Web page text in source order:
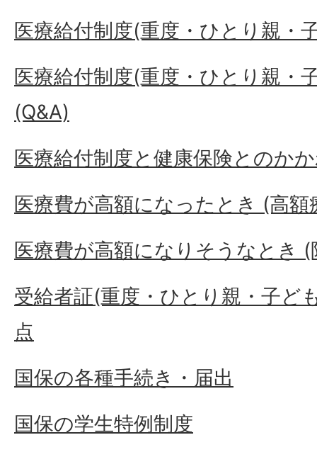
医療給付制度(重度・ひとり親・
医療給付制度(重度・ひとり親・
(Q&A)
医療給付制度と健康保険とのか
医療費が高額になったとき (高額
医療費が高額になりそうなとき
受給者証(重度・ひとり親・子ど
点
国保の各種手続き・届出
国保の学生特例制度